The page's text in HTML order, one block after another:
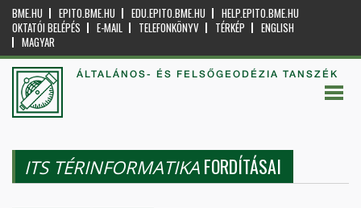
BME.HU EPITO.BME.HU EDU.EPITO.BME.HU
HELP.EPITO.BME.HU
OKTATÓI BELÉPÉS
E-MAIL TELEFONKÖNYV TÉRKÉP
ENGLISH
MAGYAR
ÁLTALÁNOS- ÉS FELSŐGEODÉZIA TANSZÉK
ITS TÉRINFORMATIKA FORDÍTÁSAI